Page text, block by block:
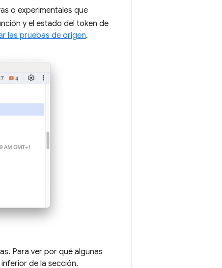
o experimentales que
y el estado del token de
las pruebas de origen.
Para ver por qué algunas
de la sección.